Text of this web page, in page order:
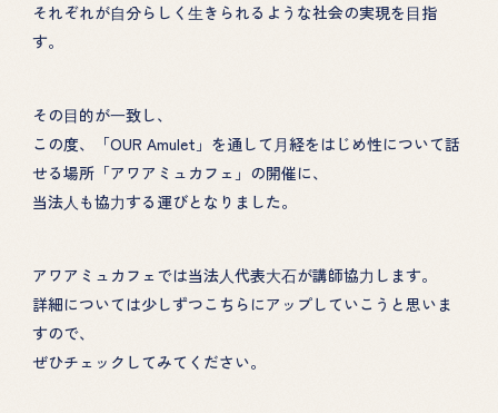
GOODS
それぞれが⾃分らしく⽣きられるような社会の実現を⽬指
す。
その⽬的が⼀致し、
この度、「OUR Amulet」を通して⽉経をはじめ性について話
せる場所「アワアミュカフェ」の開催に、
当法⼈も協⼒する運びとなりました。
アワアミュカフェでは当法⼈代表⼤⽯が講師協⼒します。
詳細については少しずつこちらにアップしていこうと思いま
すので、
ぜひチェックしてみてください。